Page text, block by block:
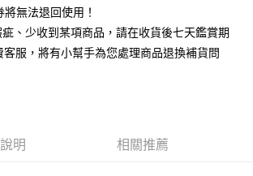
大股份有限公司」（以下簡稱本公司）所提供，讓
本服務購買商品或服務，並由商店將買賣／分期付款
司後，依約使用本公司帳單繳交帳款。
哥付你分期」之契約關係目的，商店將以您的個人
或地址）提供予台灣大哥大進項蒐集、處理及利用，
元方式進行付款，方視為交易完成。
商家同意取消之訂單仍視為有效，需透過AFTEE先享
AFTEE先享後付 」之結帳頁面顯示為準，若有關於
需取消欲退款等相關疑問，請聯繫「AFTEE先享後付
份有限公司提供之「AFTEE先享後付」服務完成之交
範圍內提供個人資料，並將交易相關給付款項請求債
快）
含以上)免運費
較快)
含以上)免運費
無法退回使用！
、少收到某項商品，請在收貨後七天鑑賞期
服，將有小幫手為您處理商品退換補貨問
明 相關推薦